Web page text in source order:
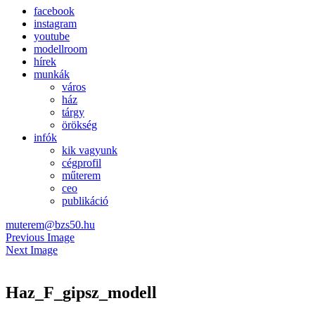
facebook
instagram
youtube
modellroom
hírek
munkák
város
ház
tárgy
örökség
infók
kik vagyunk
cégprofil
műterem
ceo
publikáció
muterem@bzs50.hu
Previous Image
Next Image
Haz_F_gipsz_modell